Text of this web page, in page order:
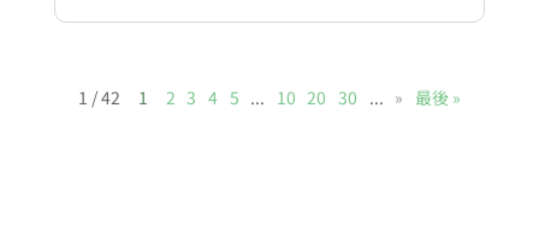
1 / 42 1 2 3 4 5 ... 10 20 30 ... » 最後 »